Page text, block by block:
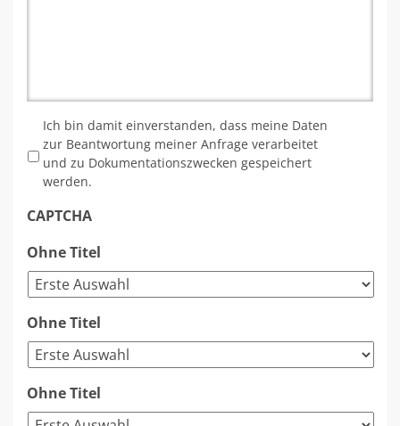
Ich bin damit einverstanden, dass meine Daten
zur Beantwortung meiner Anfrage verarbeitet
und zu Dokumentationszwecken gespeichert
werden.
CAPTCHA
Ohne Titel
Ohne Titel
Ohne Titel